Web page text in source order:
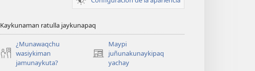
Kaykunaman ratulla jaykunapaq
¿Munawaqchu
wasiykiman
jamunaykuta?
Maypi
juñunakunaykipaq
yachay
(abre